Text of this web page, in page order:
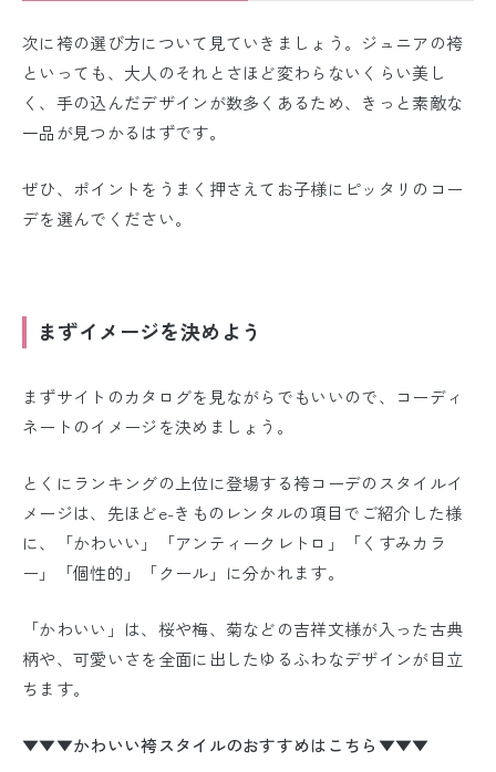
次に袴の選び方について見ていきましょう。ジュニアの袴
といっても、大人のそれとさほど変わらないくらい美し
く、手の込んだデザインが数多くあるため、きっと素敵な
一品が見つかるはずです。
ぜひ、ポイントをうまく押さえてお子様にピッタリのコー
デを選んでください。
まずイメージを決めよう
まずサイトのカタログを見ながらでもいいので、コーディ
ネートのイメージを決めましょう。
とくにランキングの上位に登場する袴コーデのスタイルイ
メージは、先ほどe-きものレンタルの項目でご紹介した様
に、「かわいい」「アンティークレトロ」「くすみカラ
ー」「個性的」「クール」に分かれます。
「かわいい」は、桜や梅、菊などの吉祥文様が入った古典
柄や、可愛いさを全面に出したゆるふわなデザインが目立
ちます。
▼▼▼かわいい袴スタイルのおすすめはこちら▼▼▼